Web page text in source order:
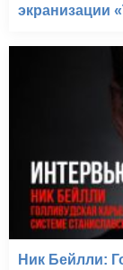
экранизации
Ник Бейлли: